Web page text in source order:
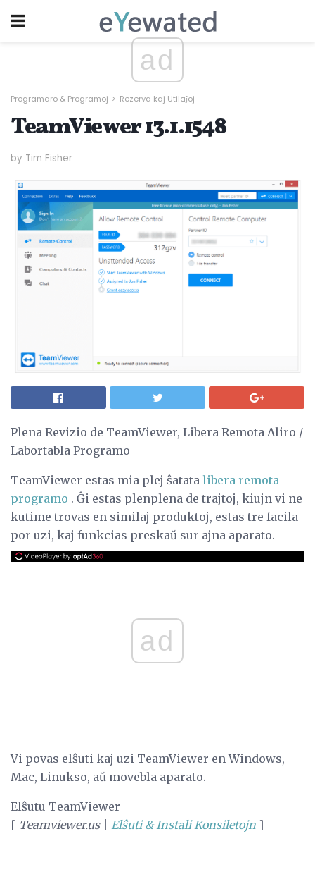
ad
Programaro & Programoj Rezerva kaj Utilaĵoj
TeamViewer 13.1.1548
by Tim Fisher
Plena Revizio de TeamViewer, Libera Remota Aliro /
Labortabla Programo
TeamViewer estas mia plej ŝatata libera remota
programo . Ĝi estas plenplena de trajtoj, kiujn vi ne
kutime trovas en similaj produktoj, estas tre facila
por uzi, kaj funkcias preskaŭ sur ajna aparato.
ad
Vi povas elŝuti kaj uzi TeamViewer en Windows,
Mac, Linukso, aŭ movebla aparato.
Elŝutu TeamViewer
[ Teamviewer.us| Elŝuti & Instali Konsiletojn ]